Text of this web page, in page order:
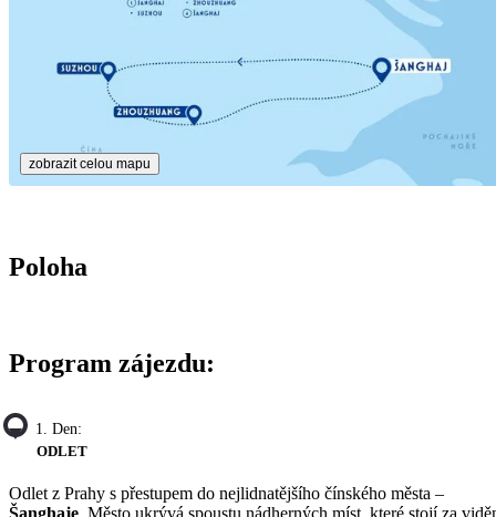
zobrazit celou mapu
Poloha
Program zájezdu:
1. Den:
ODLET
Odlet z Prahy s přestupem do nejlidnatějšího čínského města –